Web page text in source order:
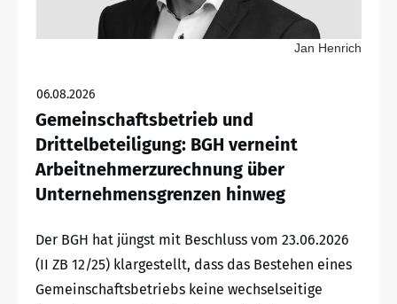
Jan Henrich
06.08.2026
Gemeinschaftsbetrieb und
Drittelbeteiligung: BGH verneint
Arbeitnehmerzurechnung über
Unternehmensgrenzen hinweg
Der BGH hat jüngst mit Beschluss vom 23.06.2026
(II ZB 12/25) klargestellt, dass das Bestehen eines
Gemeinschaftsbetriebs keine wechselseitige